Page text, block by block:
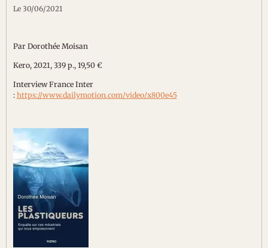
Le 30/06/2021
Par Dorothée Moisan
Kero, 2021, 339 p., 19,50 €
Interview France Inter
: https://www.dailymotion.com/video/x800e45